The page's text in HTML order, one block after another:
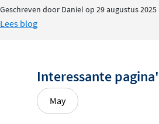
jarenlang van ongeëvenaarde
Geschreven door Daniel op 29 augustus 2025
Lees blog
Interessante
May